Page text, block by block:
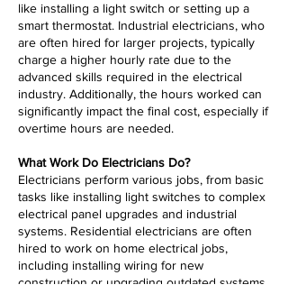
like installing a light switch or setting up a
smart thermostat. Industrial electricians, who
are often hired for larger projects, typically
charge a higher hourly rate due to the
advanced skills required in the electrical
industry. Additionally, the hours worked can
significantly impact the final cost, especially if
overtime hours are needed.
What Work Do Electricians Do?
Electricians perform various jobs, from basic
tasks like installing light switches to complex
electrical panel upgrades and industrial
systems. Residential electricians are often
hired to work on home electrical jobs,
including installing wiring for new
construction or upgrading outdated systems.